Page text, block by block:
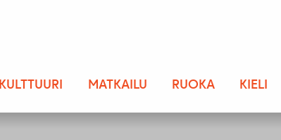
KULTTUURI MATKAILU RUOKA KIELI